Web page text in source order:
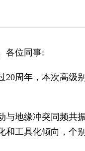
各位同事:
20周年，本次高
与地缘冲突同频共
和工具化倾向，个